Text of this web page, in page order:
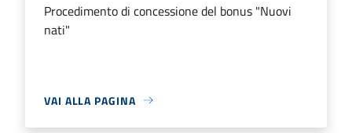
Procedimento di concessione del bonus "Nuovi
nati"
VAI ALLA PAGINA